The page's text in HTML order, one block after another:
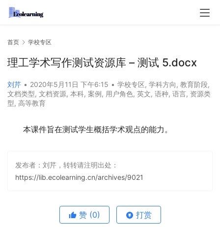
首页 学校专区
理工学术写作测试资源库 – 测试 5.docx
刘芹 • 2020年5月11日 下午6:15 • 学校专区, 学科方向, 教育阶段,
文档类型, 文档资源, 本科, 案例, 用户角色, 英文, 语种, 语言, 资源类
型, 高等教育
本课件旨在测试学生概括学术观点的能力。
发布者：刘芹，转转请注明出处：
https://lib.ecolearning.cn/archives/9021
赞 (0) 打赏